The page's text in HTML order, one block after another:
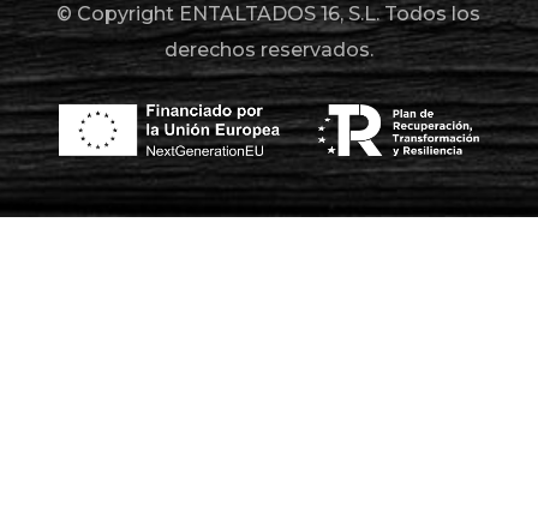
© Copyright ENTALTADOS 16, S.L. Todos los
derechos reservados.